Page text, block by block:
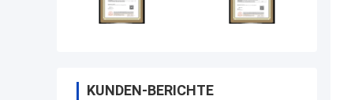
KUNDEN-BERICHTE